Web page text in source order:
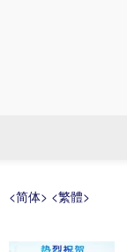
<简体> <繁體>